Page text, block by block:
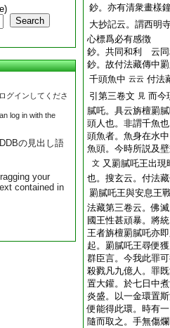
Search
グインしてくださ
log in with the
の見出し語
your
contained in
鈔。亦有清衆畫樣
大抄記云。謂西明
心標爲必有感徴
鈔。共同和利 云同
鈔。故付法藏傳中
千頭魚中 云云 付法
引第三卷文 見 而今
膩吒。具云旃檀罽
頭人也。非謂千魚
頭魚者。魚身在水
魚頭。今時所説及
文 又罽膩吒王出現
也。搜玄云。付法
罽膩吒王與安息王
法藏第三卷云。佛
國王性甚頑暴。將
王者旃檀罽膩吒亦
起。罽膩吒王尋便
群臣言。今我此罪
殺戮凡九億人。罪
置大鑵。於七日中
炎盛。以一金環置
便能得此環。時有
隨而取之。手無傷